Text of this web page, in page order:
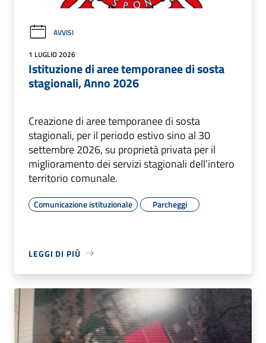
AVVISI
1 LUGLIO 2026
Istituzione di aree temporanee di sosta
stagionali, Anno 2026
Creazione di aree temporanee di sosta
stagionali, per il periodo estivo sino al 30
settembre 2026, su proprietà privata per il
miglioramento dei servizi stagionali dell’intero
territorio comunale.
Comunicazione istituzionale Parcheggi
LEGGI DI PIÙ